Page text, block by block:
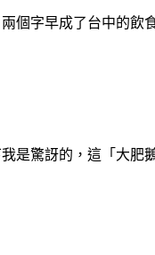
個字早成了台中的飲
驚訝的，這「大肥